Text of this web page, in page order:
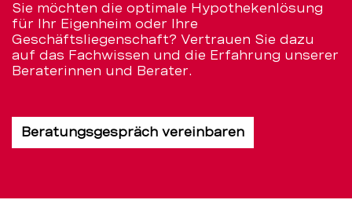
Sie möchten die optimale Hypothekenlösung
für Ihr Eigenheim oder Ihre
Geschäftsliegenschaft? Vertrauen Sie dazu
auf das Fachwissen und die Erfahrung unserer
Beraterinnen und Berater.
Beratungsgespräch vereinbaren